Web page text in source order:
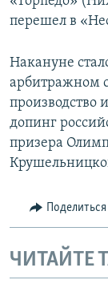
перешел в
Накануне
арбитражном
производство
допинг
призера
Поделиться
ЧИТАЙТЕ